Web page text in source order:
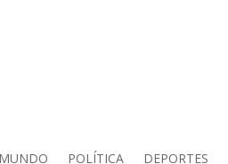
MUNDO POLÍTICA DEPORTES